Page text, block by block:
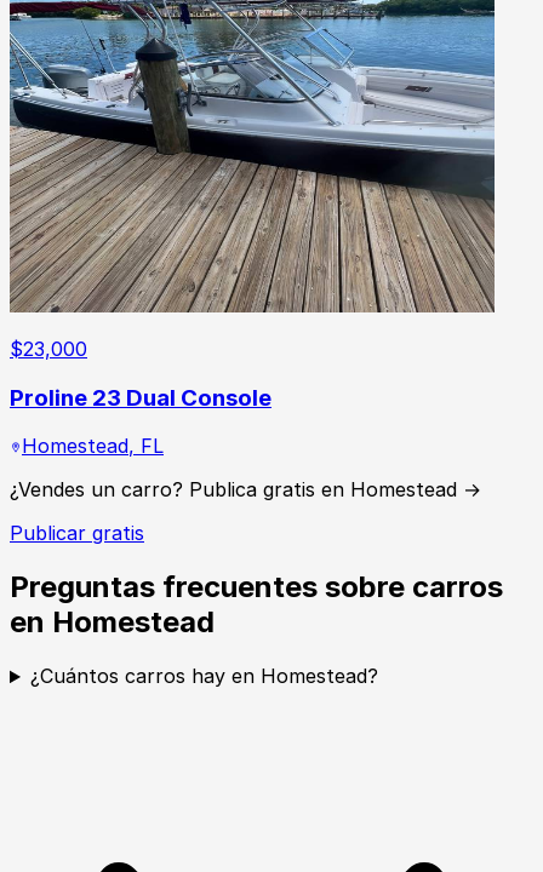
$23,000
Proline 23 Dual Console
Homestead, FL
¿Vendes un carro? Publica gratis en Homestead →
Publicar gratis
Preguntas frecuentes sobre carros
en Homestead
¿Cuántos carros hay en Homestead?